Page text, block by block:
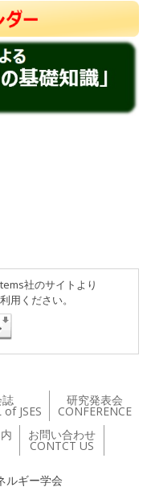
社のサイトより
用ください。
of JSES
研究発表会
CONFERENCE
お問い合わせ
CONTCT US
ルギー学会